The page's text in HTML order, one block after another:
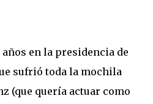
en la presidencia de
sufrió toda la mochila
(que quería actuar como